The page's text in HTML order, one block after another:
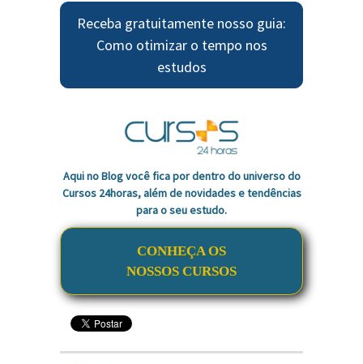
Receba gratuitamente nosso guia:
Como otimizar o tempo nos
estudos
Aqui no Blog você fica por dentro do universo do
Cursos 24horas, além de novidades e tendências
para o seu estudo.
CONHEÇA OS
NOSSOS CURSOS